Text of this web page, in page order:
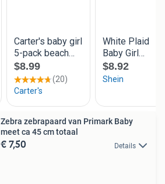
Zebra zebrapaard van Primark Baby
meet ca 45 cm totaal
€ 7,50 Details